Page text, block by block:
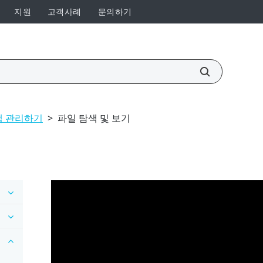
지원 고객사례 문의하기
관리하기 > 파일 탐색 및 보기